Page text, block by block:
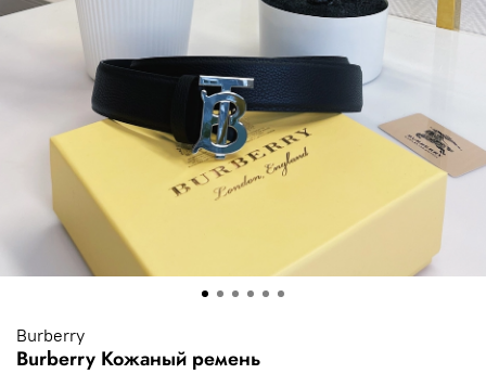
Burberry
Burberry Кожаный ремень